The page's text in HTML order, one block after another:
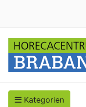
Kategorien